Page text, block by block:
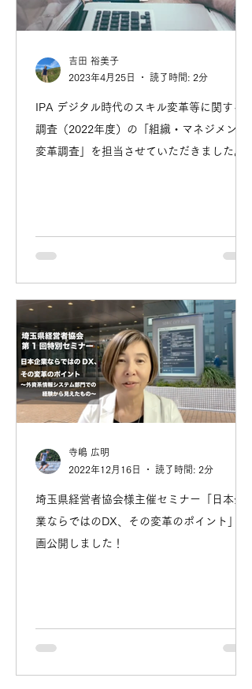
IPA デジタル時代のスキル変革等に関する
調査（2022年度）の「組織・マネジメント
変革調査」を担当させていただきました。
吉田 裕美子
2023年4月25日
読了時間: 2分
埼玉県経営者協会様主催セミナー「日本企
業ならではのDX、その変革のポイント」動
画公開しました！
寺嶋 広明
2022年12月16日
読了時間: 2分